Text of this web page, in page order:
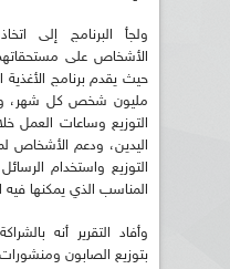
ولجأ البرنامج إلى
الأشخاص على
مليون شخص كل شهر،
التوزيع وساعات العمل
اليدين، ودعم الأشخاص
التوزيع واستخدام
المناسب الذي يمكنها فيه
وأفاد التقرير أنه
بتوزيع الصابون